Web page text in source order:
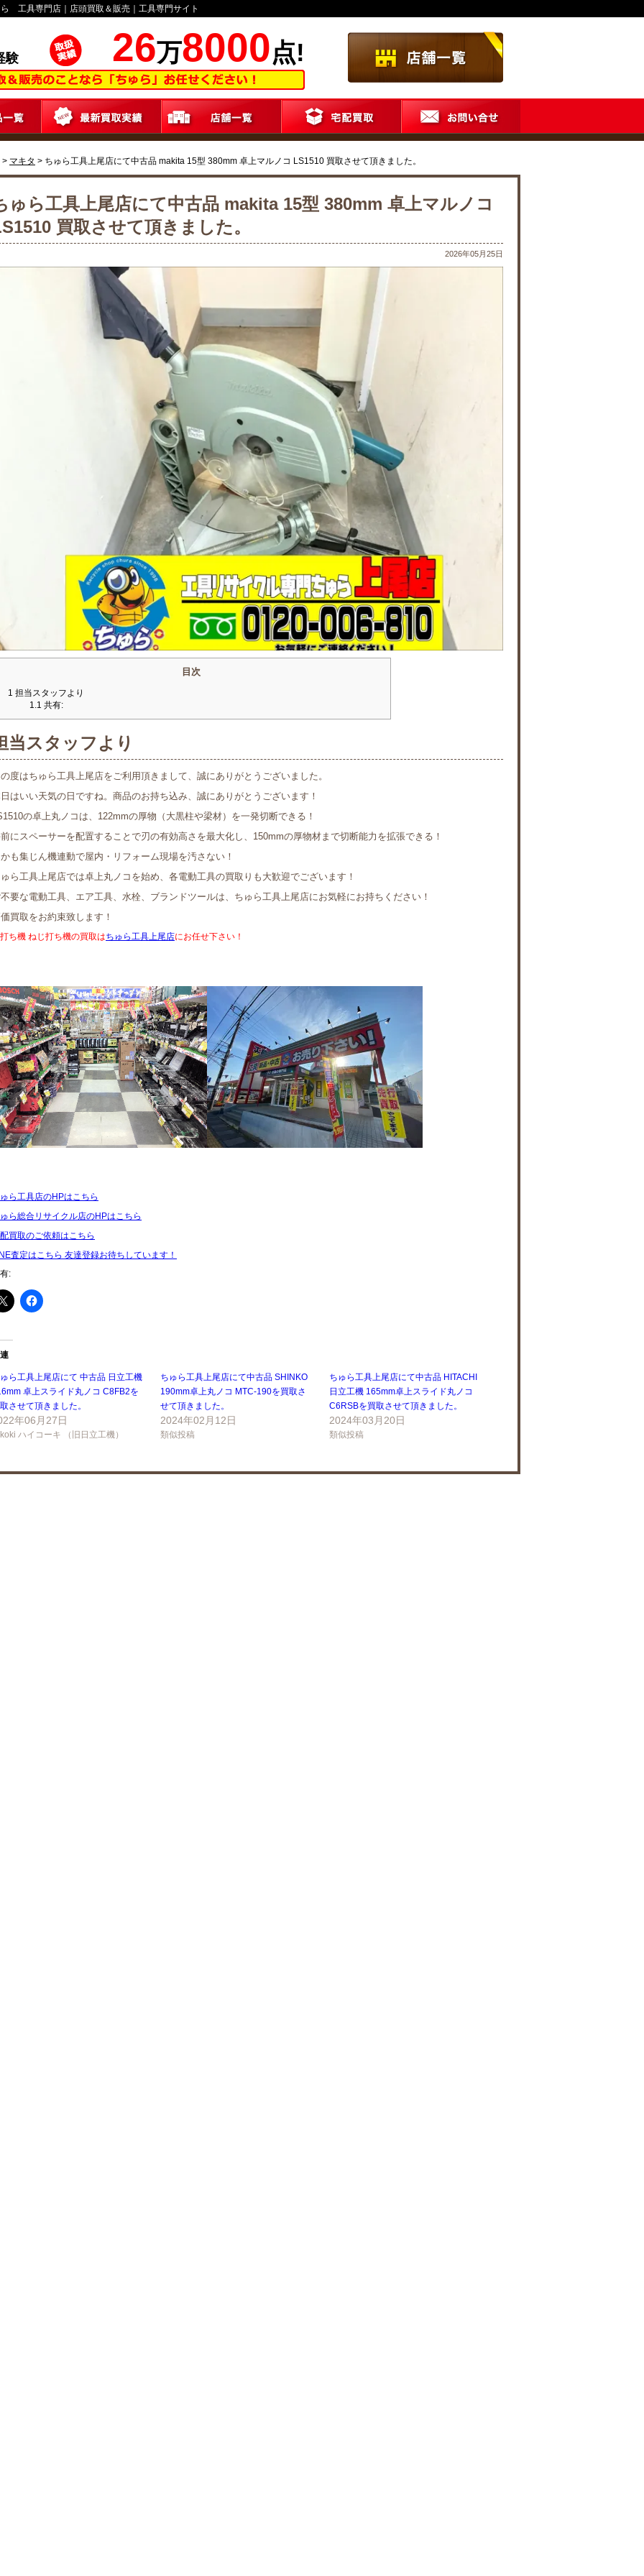
工具専門店｜店頭買取＆販売｜工具専門サイト
験 26万8000点!
> マキタ > ちゅら工具上尾店にて中古品 makita 15型 380mm 卓上マルノコ LS1510 買取させて頂きました。
ゅら工具上尾店にて中古品 makita 15型 380mm 卓上マルノコ
買取させて頂きました。
2026年05月25日
目次
1 担当スタッフより
1.1 共有:
当スタッフより
度はちゅら工具上尾店をご利用頂きまして、誠にありがとうございました。
はいい天気の日ですね。商品のお持ち込み、誠にありがとうございます！
の卓上丸ノコは、122mmの厚物（大黒柱や梁材）を一発切断できる！
にスペーサーを配置することで刃の有効高さを最大化し、150mmの厚物材まで切断能力を拡張できる！
も集じん機連動で屋内・リフォーム現場を汚さない！
ら工具上尾店では卓上丸ノコを始め、各電動工具の買取りも大歓迎でございます！
要な電動工具、エア工具、水栓、ブランドツールは、ちゅら工具上尾店にお気軽にお持ちください！
買取をお約束致します！
ち機 ねじ打ち機の買取はちゅら工具上尾店にお任せ下さい！
ら工具店のHPはこちら
ら総合リサイクル店のHPはこちら
買取のご依頼はこちら
査定はこちら 友達登録お待ちしています！
:
ら工具上尾店にて 中古品 日立工機
卓上スライド丸ノコ C8FB2を
させて頂きました。
年06月27日
ハイコーキ （旧日立工機）
ちゅら工具上尾店にて中古品 SHINKO
190mm卓上丸ノコ MTC-190を買取さ
せて頂きました。
2024年02月12日
類似投稿
ちゅら工具上尾店にて中古品 HITACHI
日立工機 165mm卓上スライド丸ノコ
C6RSBを買取させて頂きました。
2024年03月20日
類似投稿